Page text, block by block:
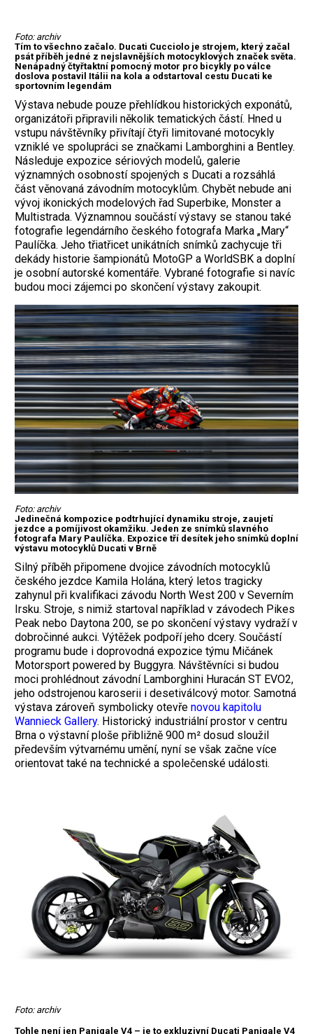
Foto: archiv
Tím to všechno začalo. Ducati Cucciolo je strojem, který začal
psát příběh jedné z nejslavnějších motocyklových značek světa.
Nenápadný čtyřtaktní pomocný motor pro bicykly po válce
doslova postavil Itálii na kola a odstartoval cestu Ducati ke
sportovním legendám
Výstava nebude pouze přehlídkou historických exponátů,
organizátoři připravili několik tematických částí. Hned u
vstupu návštěvníky přivítají čtyři limitované motocykly
vzniklé ve spolupráci se značkami Lamborghini a Bentley.
Následuje expozice sériových modelů, galerie
významných osobností spojených s Ducati a rozsáhlá
část věnovaná závodním motocyklům. Chybět nebude ani
vývoj ikonických modelových řad Superbike, Monster a
Multistrada. Významnou součástí výstavy se stanou také
fotografie legendárního českého fotografa Marka „Mary“
Paulíčka. Jeho třiatřicet unikátních snímků zachycuje tři
dekády historie šampionátů MotoGP a WorldSBK a doplní
je osobní autorské komentáře. Vybrané fotografie si navíc
budou moci zájemci po skončení výstavy zakoupit.
Foto: archiv
Jedinečná kompozice podtrhující dynamiku stroje, zaujetí
jezdce a pomíjivost okamžiku. Jeden ze snímků slavného
fotografa Mary Paulíčka. Expozice tří desítek jeho snímků doplní
výstavu motocyklů Ducati v Brně
Silný příběh připomene dvojice závodních motocyklů
českého jezdce Kamila Holána, který letos tragicky
zahynul při kvalifikaci závodu North West 200 v Severním
Irsku. Stroje, s nimiž startoval například v závodech Pikes
Peak nebo Daytona 200, se po skončení výstavy vydraží v
dobročinné aukci. Výtěžek podpoří jeho dcery. Součástí
programu bude i doprovodná expozice týmu Mičánek
Motorsport powered by Buggyra. Návštěvníci si budou
moci prohlédnout závodní Lamborghini Huracán ST EVO2,
jeho odstrojenou karoserii i desetiválcový motor. Samotná
výstava zároveň symbolicky otevře novou kapitolu
Wannieck Gallery. Historický industriální prostor v centru
Brna o výstavní ploše přibližně 900 m² dosud sloužil
především výtvarnému umění, nyní se však začne více
orientovat také na technické a společenské události.
Foto: archiv
Tohle není jen Panigale V4 – je to exkluzivní Ducati Panigale V4